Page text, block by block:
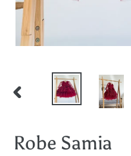
DIAPOSITIVE
Robe Samia